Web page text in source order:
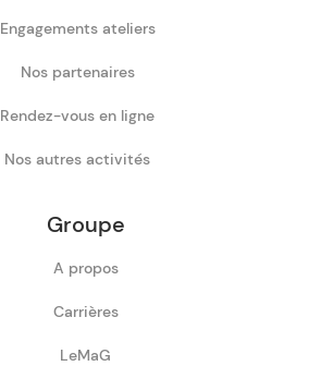
Engagements ateliers
Nos partenaires
Rendez-vous en ligne
Nos autres activités
Groupe
A propos
Carrières
LeMaG